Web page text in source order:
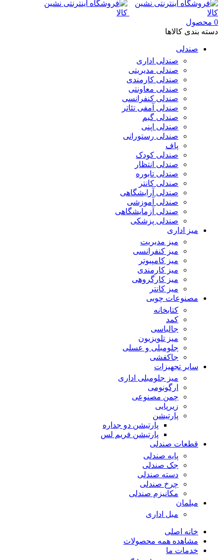
0 محصول
دسته بندی کالاها
صندلی
صندلی اداری
صندلی مدیریتی
صندلی کارمندی
صندلی معاونتی
صندلی کنفرانسی
صندلی آمفی تئاتر
صندلی گیم
صندلی اپنی
صندلی رستورانی
پاف
صندلی کودک
صندلی انتظار
صندلی تابوره
صندلی کانتر
صندلی آرایشگاهی
صندلی آموزشی
صندلی آزمایشگاهی
صندلی پزشکی
میز اداری
میز مدیریت
میز کنفرانسی
میز کامپیوتر
میز کارمندی
میز کارگروهی
میز کانتر
مصنوعات چوبی
کتابخانه
کمد
جالباسی
میز تلویزیون
جلومبلی و عسلی
جاکفشی
سایر تجهیزات
میز جلومبلی اداری
ارگونومی
چمن مصنوعی
زیرپایی
پارتیشن
پارتیشن دو جداره
پارتیشن فریم لس
قطعات صندلی
پایه صندلی
جک صندلی
دسته صندلی
چرخ صندلی
مکانیزم صندلی
مبلمان
مبل اداری
خانه اصلی
مشاهده همه محصولات
خدمات ما